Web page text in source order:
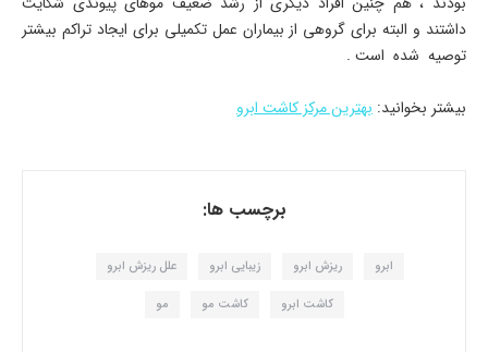
داشتند و البته برای گروهی از بیماران عمل تکمیلی برای ایجاد تراکم بیشتر
توصیه شده است .
بیشتر بخوانید: بهترین مرکز کاشت ابرو
برچسب ها:
ابرو ریزش ابرو زیبایی ابرو علل ریزش ابرو
کاشت ابرو کاشت مو مو